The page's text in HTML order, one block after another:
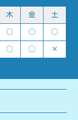
木 金 土
○ ○ ○
○ ○ ×